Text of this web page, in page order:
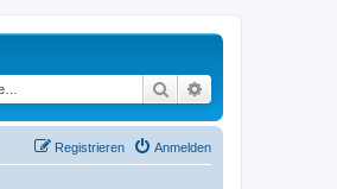
Suche
Anmelden
Registrieren